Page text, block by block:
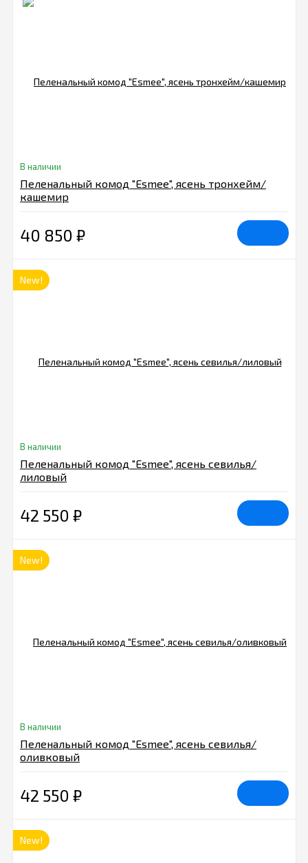
В наличии
Пеленальный комод "Esmee", ясень тронхейм/
кашемир
40 850 ₽
New!
В наличии
Пеленальный комод "Esmee", ясень севилья/
лиловый
42 550 ₽
New!
В наличии
Пеленальный комод "Esmee", ясень севилья/
оливковый
42 550 ₽
New!